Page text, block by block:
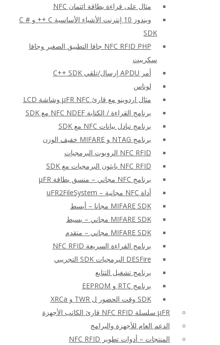
مثال على قراءة بطاقة ائتمان NFC
ويندوز 10 إنترنت الأشياء الأساسية C ++ و C #
SDK
NFC RFID PHP جافا التطبيق الصغير وجافا
سكريبت
أمر APDU إرسال/تلقي C++ SDK
لوناس
مثال اردوينو مع قارئ μFR NFC وشاشة LCD
برنامج القراءة / الكتابة NFC NDEF مع SDK
برنامج تبادل بيانات NFC مع SDK
برنامج NTAG و MIFARE خفيف الوزن
NFC RFID الروبوت البرمجيات
NFC RFID بايثون البرمجيات مع SDK
برنامج NFC مجاني – منسق بطاقة μFR
أداة NFC مجانية – uFR2FileSystem
MIFARE SDK مجانا – أبسط
MIFARE SDK مجاني – بسيط
MIFARE SDK مجاني – متقدم
برنامج القراءة السريعة NFC RFID
DESFire البرمجيات SDK التجريبي
برنامج تشغيل التتابع
برنامج RTC و EEPROM
SDK وقت الحضور ل TWR و XRCa
μFR سلسلة NFC RFID قارئ الكاتب الأجهزة
الدعم العام للأجهزة والبرامج
المنتجات – أدوات تطوير NFC RFID